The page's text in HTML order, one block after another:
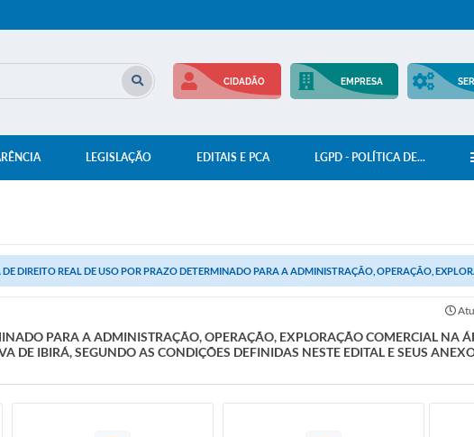
CIDADÃO EMPRESA
LEGISLAÇÃO EDITAIS E PCA LGPD - POLÍTICA DE...
DIREITO REAL DE USO POR PRAZO DETERMINADO PARA A ADMINISTRAÇÃO, OPERAÇÃO,
PARA A ADMINISTRAÇÃO, OPERAÇÃO, EXPLORAÇÃO COMERCIAL NA
IBIRÁ, SEGUNDO AS CONDIÇÕES DEFINIDAS NESTE EDITAL E SEUS